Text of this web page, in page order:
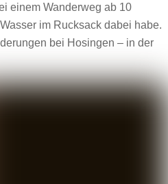
einem Wanderweg ab 10
im Rucksack dabei habe.
bei Hosingen – in der